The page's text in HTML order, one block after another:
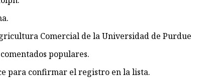
Comercial de la Universidad de Purdue
populares.
para confirmar el registro en la lista.